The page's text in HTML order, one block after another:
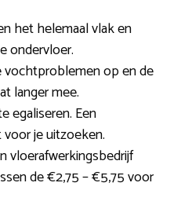
het helemaal vlak en
ondervloer.
op en de
langer mee.
egaliseren. Een
je uitzoeken.
vloerafwerkingsbedrijf
de €2,75 – €5,75 voor